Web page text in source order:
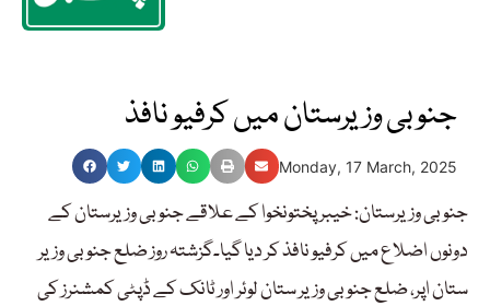
جنوبی وزیرستان میں کرفیو نافذ
Monday, 17 March, 2025
جنوبی وزیرستان: خیبر پختونخوا کے علاقے جنوبی وزیرستان کے
دونوں اضلاع میں کرفیو نافذ کر دیا گیا۔گزشتہ روز ضلع جنوبی وزیر
ستان اپر، ضلع جنوبی وزیر ستان لوئر اور ٹانک کے ڈپٹی کمشنرز کی